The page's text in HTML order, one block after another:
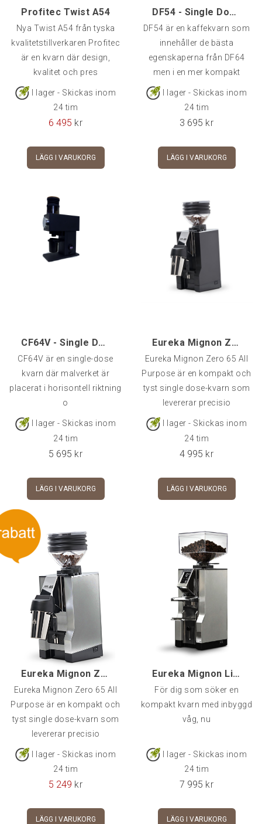
Profitec Twist A54
Nya Twist A54 från tyska
kvalitetstillverkaren Profitec
är en kvarn där design,
kvalitet och pres
I lager - Skickas inom
24 tim
6 495 kr
LÄGG I VARUKORG
DF54 - Single Dose Kaffekvarn
DF54 är en kaffekvarn som
innehåller de bästa
egenskaperna från DF64
men i en mer kompakt
I lager - Skickas inom
24 tim
3 695 kr
LÄGG I VARUKORG
CF64V - Single Dose Kaffekvarn
CF64V är en single-dose
kvarn där malverket är
placerat i horisontell riktning
o
I lager - Skickas inom
24 tim
5 695 kr
LÄGG I VARUKORG
Eureka Mignon Zero 65 All Purpose, Svart
Eureka Mignon Zero 65 All
Purpose är en kompakt och
tyst single dose-kvarn som
levererar precisio
I lager - Skickas inom
24 tim
4 995 kr
LÄGG I VARUKORG
Eureka Mignon Zero 65 All Purpose, Krom
Eureka Mignon Zero 65 All
Purpose är en kompakt och
tyst single dose-kvarn som
levererar precisio
I lager - Skickas inom
24 tim
5 249 kr
LÄGG I VARUKORG
Eureka Mignon Libra, Krom
För dig som söker en
kompakt kvarn med inbyggd
våg, nu
I lager - Skickas inom
24 tim
7 995 kr
LÄGG I VARUKORG